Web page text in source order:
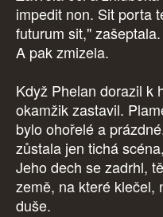
impedit non. Sit porta
futurum sit,"
A pak zmizela.
Když Phelan dorazil k
okamžik zastavil.
bylo ohořelé a
zůstala jen tichá
Jeho dech se zadrhl,
země, na které klečel,
duše.